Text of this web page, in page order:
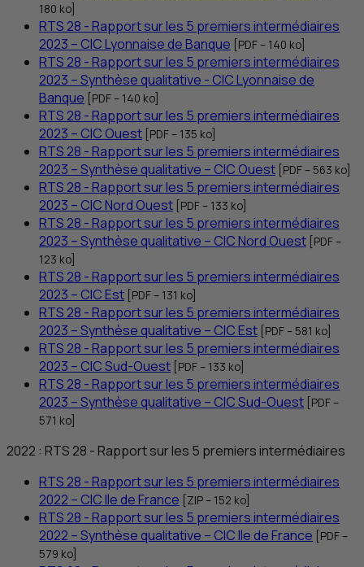
180 ko]
RTS28 - Rapport sur les 5 premiers intermédiaires
2023 – CICLyonnaise de Banque PDF – 140 ko]
RTS28 - Rapport sur les 5 premiers intermédiaires
2023 – Synthèse qualitative - CICLyonnaise de
Banque
PDF – 140 ko]
RTS28 - Rapport sur les 5 premiers intermédiaires
2023 – CIC Ouest PDF – 135 ko]
RTS28 - Rapport sur les 5 premiers intermédiaires
2023 – Synthèse qualitative – CIC Ouest PDF – 563 ko]
RTS28 - Rapport sur les 5 premiers intermédiaires
2023 – CICNord Ouest PDF – 133 ko]
RTS28 - Rapport sur les 5 premiers intermédiaires
2023 – Synthèse qualitative – CICNord Ouest PDF –
123 ko]
RTS28 - Rapport sur les 5 premiers intermédiaires
2023 – CICEst PDF – 131 ko]
RTS28 - Rapport sur les 5 premiers intermédiaires
2023 – Synthèse qualitative – CICEst PDF – 581 ko]
RTS28 - Rapport sur les 5 premiers intermédiaires
2023 – CICSud-Ouest PDF – 133 ko]
RTS28 - Rapport sur les 5 premiers intermédiaires
2023 – Synthèse qualitative – CICSud-Ouest PDF –
571 ko]
2022 : RTS 28 - Rapport sur les 5 premiers intermédiaires
RTS28 - Rapport sur les 5 premiers intermédiaires
2022 – CICIle de France ZIP – 152 ko]
RTS28 - Rapport sur les 5 premiers intermédiaires
2022 – Synthèse qualitative – CICIle de France PDF –
579 ko]